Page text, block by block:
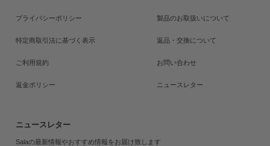
プライバシーポリシー
特定商取引法に基づく表示
ご利用規約
返金ポリシー
製品のお取扱いについて
返品・交換について
お問い合わせ
ニュースレター
ニュースレター
Salaの最新情報やおすすめ情報をお届け致します